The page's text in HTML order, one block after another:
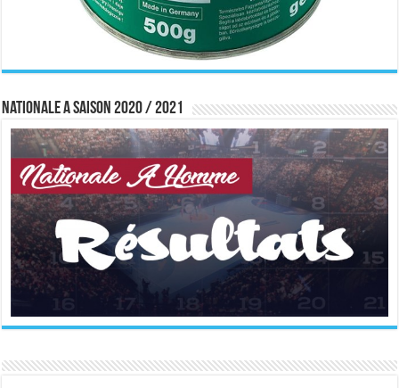
Nationale A saison 2020 / 2021